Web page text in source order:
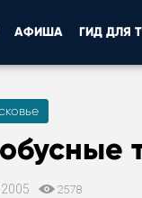
АФИША ГИД ДЛЯ
2578